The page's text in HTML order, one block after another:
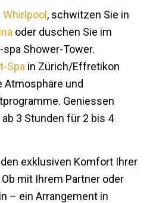
Whirlpool, schwitzen Sie in
oder duschen Sie im
Shower-Tower.
Spa in Zürich/Effretikon
Atmosphäre und
Geniessen
ab 3 Stunden für 2 bis 4
exklusiven Komfort Ihrer
Ob mit Ihrem Partner oder
– ein Arrangement in